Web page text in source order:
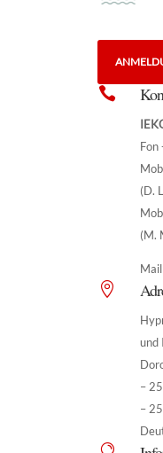

(D.
(M.
Mail

und
–
–